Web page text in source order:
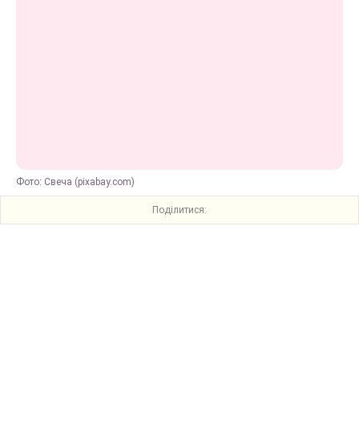
Фото: Свеча (pixabay.com)
Поділитися: